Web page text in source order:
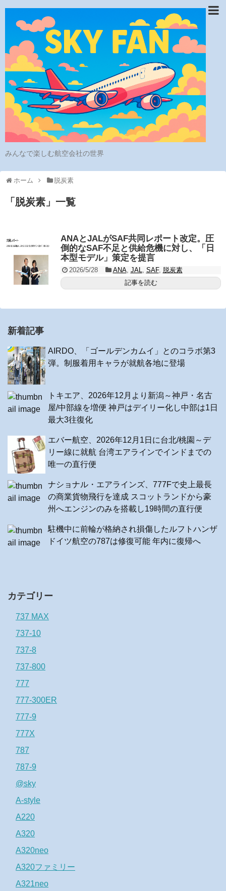
みんなで楽しむ航空会社の世界
ホーム 脱炭素
「 脱炭素 」 一覧
ANAとJALがSAF共同レポート改定。圧
倒的なSAF不足と供給危機に対し、「日
本型モデル」策定を提言
2026/5/28 ANA, JAL, SAF, 脱炭素
記事を読む
新着記事
AIRDO、「ゴールデンカムイ」とのコラボ第3
弾。制服着用キャラが就航各地に登場
トキエア、2026年12月より新潟～神戸・名古
屋/中部線を増便 神戸はデイリー化し中部は1日
最大3往復化
エバー航空、2026年12月1日に台北/桃園～デ
リー線に就航 台湾エアラインでインドまでの
唯一の直行便
ナショナル・エアラインズ、777Fで史上最長
の商業貨物飛行を達成 スコットランドから豪
州へエンジンのみを搭載し19時間の直行便
駐機中に前輪が格納され損傷したルフトハンザ
ドイツ航空の787は修復可能 年内に復帰へ
カテゴリー
737 MAX
737-10
737-8
737-800
777
777-300ER
777-9
777X
787
787-9
@sky
A-style
A220
A320
A320neo
A320ファミリー
A321neo